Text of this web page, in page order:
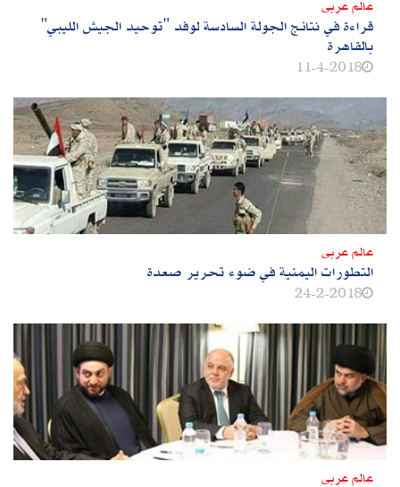
عالم عربى
قراءة في نتائج الجولة السادسة لوفد "توحيد الجيش الليبي"
بالقاهرة
11-4-2018
عالم عربى
التطورات اليمنية في ضوء تحرير صعدة
24-2-2018
عالم عربى